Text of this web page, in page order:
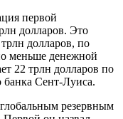
первой
долларов. Это
долларов, по
меньше денежной
22 трлн долларов по
банка Сент-Луиса.
резервным